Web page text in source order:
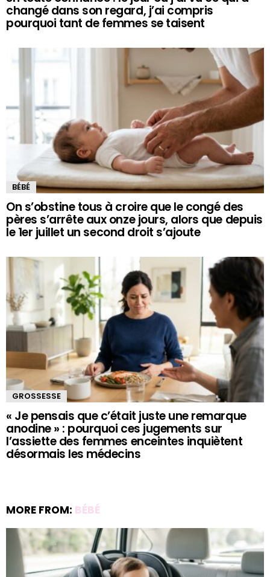
changé dans son regard, j’ai compris
pourquoi tant de femmes se taisent
BÉBÉ
On s’obstine tous à croire que le congé des
pères s’arrête aux onze jours, alors que depuis
le 1er juillet un second droit s’ajoute
GROSSESSE
« Je pensais que c’était juste une remarque
anodine » : pourquoi ces jugements sur
l’assiette des femmes enceintes inquiètent
désormais les médecins
MORE FROM: BÉBÉ